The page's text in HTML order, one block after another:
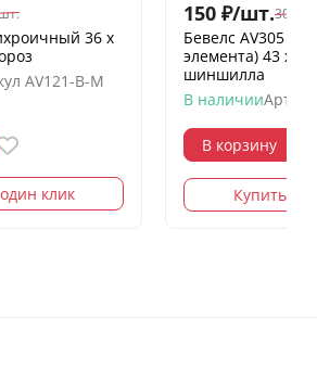
36 х
AV121-B-M
клик
150 ₽/шт.300
Бевелс AV305
элемента) 43 х
шиншилла
В наличии
В корзину
Купить в